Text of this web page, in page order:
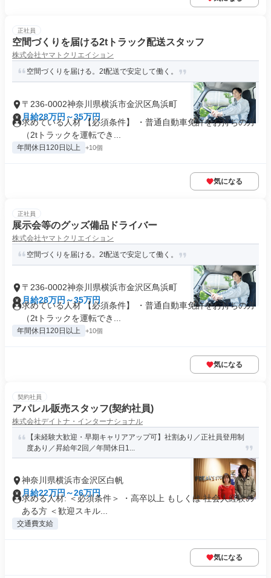
正社員
空間づくりを届ける2tトラック配送スタッフ
株式会社ヤマトクリエイション
空間づくりを届ける。2t配送で安定して働く。
〒236-0002神奈川県横浜市金沢区鳥浜町
月給28万円～35万円
求めている人材 【必須条件】 ・普通自動車免許をお持ちの方
（2tトラックを運転でき...
年間休日120日以上 +10個
気になる
正社員
展示会等のグッズ備品ドライバー
株式会社ヤマトクリエイション
空間づくりを届ける。2t配送で安定して働く。
〒236-0002神奈川県横浜市金沢区鳥浜町
月給28万円～35万円
求めている人材 【必須条件】 ・普通自動車免許をお持ちの方
（2tトラックを運転でき...
年間休日120日以上 +10個
気になる
契約社員
アパレル販売スタッフ(契約社員)
株式会社デイトナ・インターナショナル
【未経験大歓迎・早期キャリアアップ可】社割あり／正社員登用制
度あり／昇給年2回／年間休日1...
神奈川県横浜市金沢区白帆
月給22万円～26万円
求める人材: ＜必須条件＞ ・高卒以上 もしくは 社会人経験の
ある方 ＜歓迎スキル...
交通費支給
気になる